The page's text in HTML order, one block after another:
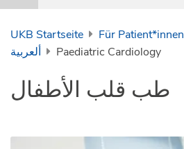
UKB Startseite Für Patient*innen
ألعربية
Paediatric Cardiology
طب قلب الأطفال